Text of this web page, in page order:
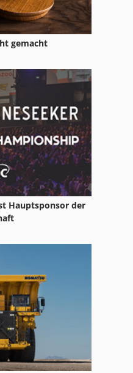
gemacht
Hauptsponsor der